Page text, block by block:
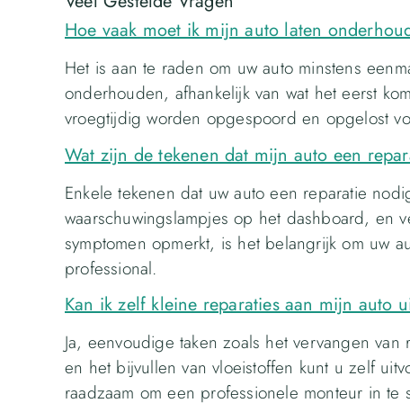
Hoe vaak moet ik mijn auto laten
Het is aan te raden om uw auto minstens
onderhouden, afhankelijk van wat het eerst
vroegtijdig worden opgespoord en opgelost
Wat zijn de tekenen dat mijn auto een
Enkele tekenen dat uw auto een reparatie
waarschuwingslampjes op het dashboard, en
symptomen opmerkt, is het belangrijk om uw
professional.
Kan ik zelf kleine reparaties aan mijn auto
Ja, eenvoudige taken zoals het vervangen
en het bijvullen van vloeistoffen kunt u zelf
raadzaam om een professionele monteur in te